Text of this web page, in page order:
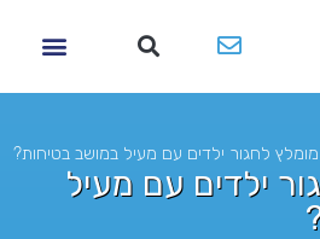
לחגור ילדים עם מעיל במושב בטיחות?
ילדים עם מעיל